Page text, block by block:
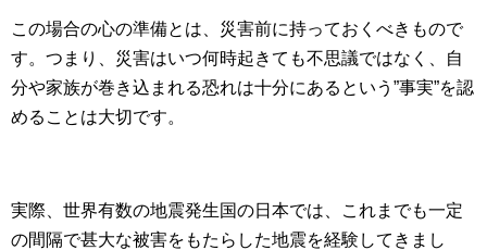
この場合の心の準備とは、災害前に持っておくべきもので
す。つまり、災害はいつ何時起きても不思議ではなく、自
分や家族が巻き込まれる恐れは十分にあるという”事実”を認
めることは大切です。
実際、世界有数の地震発生国の日本では、これまでも一定
の間隔で甚大な被害をもたらした地震を経験してきまし